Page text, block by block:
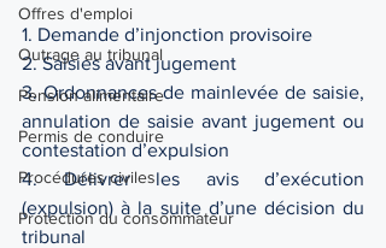
Offres d'emploi
Outrage au tribunal
Pension alimentaire
Permis de conduire
Procédures civiles
Protection du consommateur
1. Demande d’injonction provisoire
2. Saisies avant jugement
3. Ordonnances de mainlevée de saisie,
annulation de saisie avant jugement ou
contestation d’expulsion
4. Délivrer les avis d’exécution
(expulsion) à la suite d’une décision du
tribunal